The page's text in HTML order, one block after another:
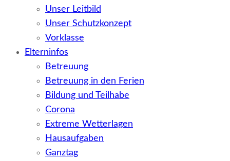
Unser Leitbild
Unser Schutzkonzept
Vorklasse
Elterninfos
Betreuung
Betreuung in den Ferien
Bildung und Teilhabe
Corona
Extreme Wetterlagen
Hausaufgaben
Ganztag